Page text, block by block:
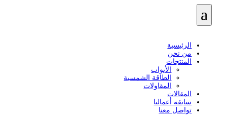
a
الرئيسية
من نحن
المنتجات
الأبواب
الطاقة الشمسية
المقاولات
المقالات
سابقة أعمالنا
تواصل معنا